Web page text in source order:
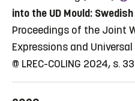
into the UD Mould:
Proceedings of the Joint
Expressions and
@ LREC-COLING 2024, s.